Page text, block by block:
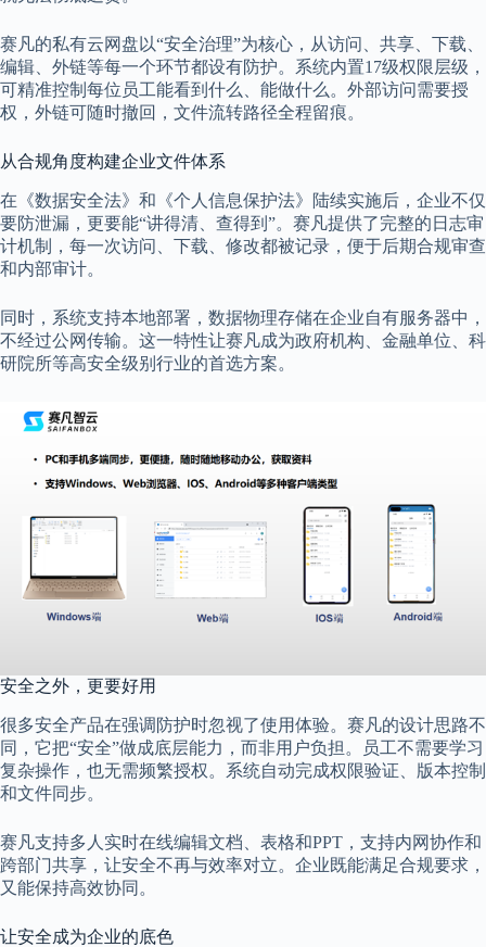
赛凡的私有云网盘以“安全治理”为核心，从访问、共享、下载、
编辑、外链等每一个环节都设有防护。系统内置17级权限层级，
可精准控制每位员工能看到什么、能做什么。外部访问需要授
权，外链可随时撤回，文件流转路径全程留痕。
从合规角度构建企业文件体系
在《数据安全法》和《个人信息保护法》陆续实施后，企业不仅
要防泄漏，更要能“讲得清、查得到”。赛凡提供了完整的日志审
计机制，每一次访问、下载、修改都被记录，便于后期合规审查
和内部审计。
同时，系统支持本地部署，数据物理存储在企业自有服务器中，
不经过公网传输。这一特性让赛凡成为政府机构、金融单位、科
研院所等高安全级别行业的首选方案。
安全之外，更要好用
很多安全产品在强调防护时忽视了使用体验。赛凡的设计思路不
同，它把“安全”做成底层能力，而非用户负担。员工不需要学习
复杂操作，也无需频繁授权。系统自动完成权限验证、版本控制
和文件同步。
赛凡支持多人实时在线编辑文档、表格和PPT，支持内网协作和
跨部门共享，让安全不再与效率对立。企业既能满足合规要求，
又能保持高效协同。
让安全成为企业的底色